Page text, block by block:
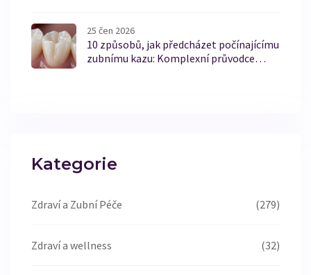
25 čen 2026
10 způsobů, jak předcházet počínajícímu
zubnímu kazu: Komplexní průvodce
Kategorie
Zdraví a Zubní Péče (279)
Zdraví a wellness (32)